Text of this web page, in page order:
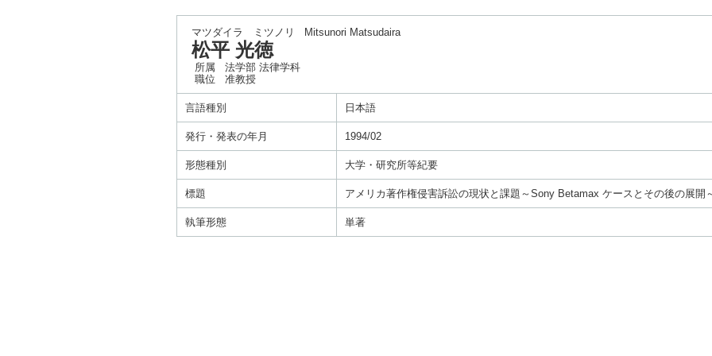
マツダイラ ミツノリ Mitsunori Matsudaira
松平 光徳
所属
法学部 法律学科
職位
准教授
言語種別 日本語
発行・発表の年月 1994/02
形態種別 大学・研究所等紀要
標題 アメリカ著作権侵害訴訟の現状と課題～Sony Betamax ケースとその後の展開
執筆形態 単著